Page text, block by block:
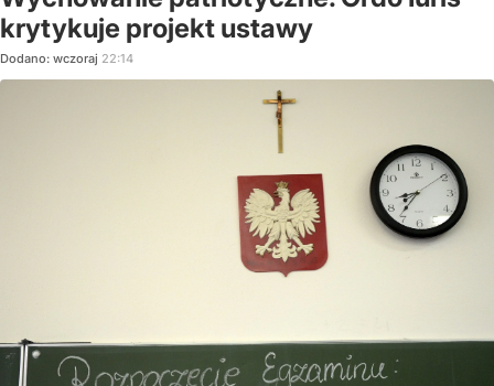
krytykuje projekt ustawy
Dodano: wczoraj 22:14